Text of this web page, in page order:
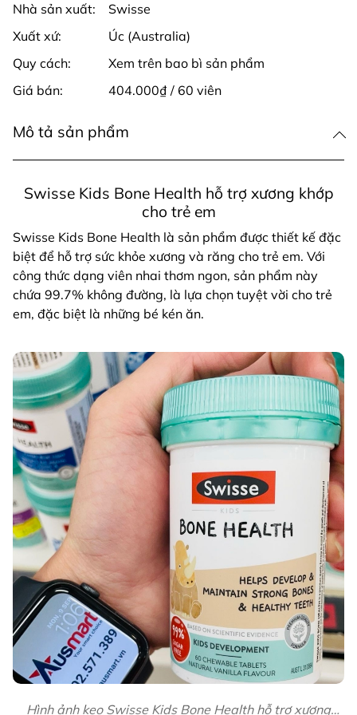
Nhà sản xuất:
Swisse
Xuất xứ:
Úc (Australia)
Quy cách:
Xem trên bao bì sản phẩm
Giá bán:
404.000₫ / 60 viên
Mô tả sản phẩm
Swisse Kids Bone Health hỗ trợ xương khớp
cho trẻ em
Swisse Kids Bone Health là sản phẩm được thiết kế đặc
biệt để hỗ trợ sức khỏe xương và răng cho trẻ em. Với
công thức dạng viên nhai thơm ngon, sản phẩm này
chứa 99.7% không đường, là lựa chọn tuyệt vời cho trẻ
em, đặc biệt là những bé kén ăn.
Hình ảnh kẹo Swisse Kids Bone Health hỗ trợ xương